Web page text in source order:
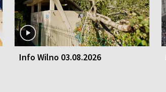
Info Wilno 03.08.2026